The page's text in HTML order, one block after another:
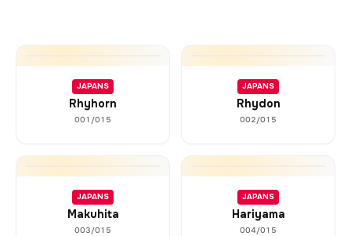
JAPANS
Rhyhorn
001/015
JAPANS
Rhydon
002/015
JAPANS
Makuhita
003/015
JAPANS
Hariyama
004/015